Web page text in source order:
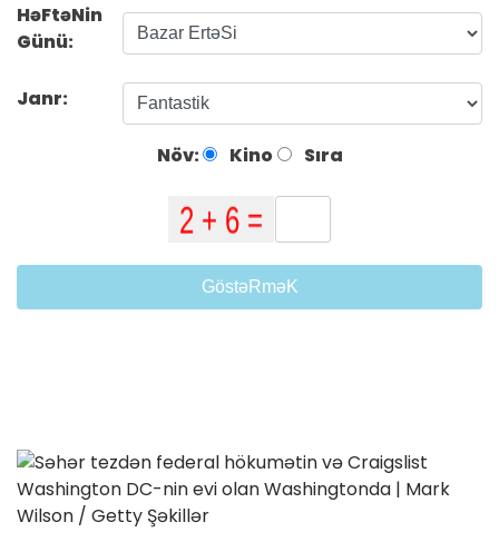
HəFtəNin
Günü:
Janr:
Növ: Kino Sıra
GöstəRməK